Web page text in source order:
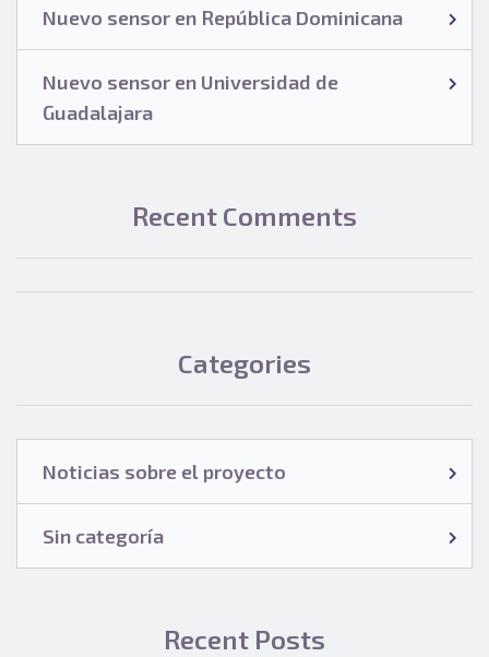
Nuevo sensor en República Dominicana
Nuevo sensor en Universidad de
Guadalajara
Recent Comments
Categories
Noticias sobre el proyecto
Sin categoría
Recent Posts